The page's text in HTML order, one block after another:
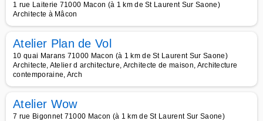
1 rue Laiterie 71000 Macon (à 1 km de St Laurent Sur Saone)
Architecte à Mâcon
Atelier Plan de Vol
10 quai Marans 71000 Macon (à 1 km de St Laurent Sur Saone)
Architecte, Atelier d architecture, Architecte de maison, Architecture
contemporaine, Arch
Atelier Wow
7 rue Bigonnet 71000 Macon (à 1 km de St Laurent Sur Saone)